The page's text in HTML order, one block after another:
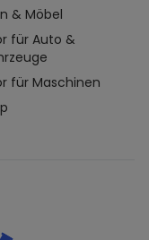
& Möbel
für Auto &
für Maschinen